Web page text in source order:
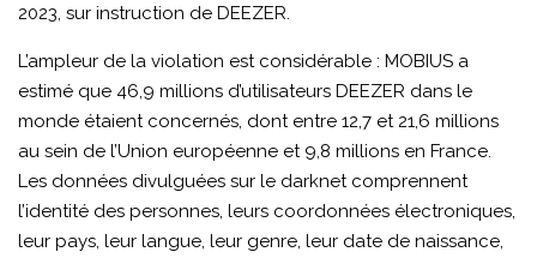
2023, sur instruction de DEEZER.
L’ampleur de la violation est considérable : MOBIUS a
estimé que 46,9 millions d’utilisateurs DEEZER dans le
monde étaient concernés, dont entre 12,7 et 21,6 millions
au sein de l’Union européenne et 9,8 millions en France.
Les données divulguées sur le darknet comprennent
l’identité des personnes, leurs coordonnées électroniques,
leur pays, leur langue, leur genre, leur date de naissance,